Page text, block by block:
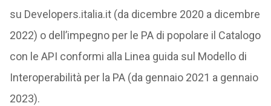
su Developers.italia.it (da dicembre 2020 a dicembre
2022) o dell’impegno per le PA di popolare il Catalogo
con le API conformi alla Linea guida sul Modello di
Interoperabilità per la PA (da gennaio 2021 a gennaio
2023).